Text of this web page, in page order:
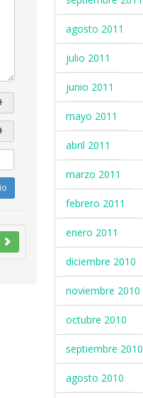
agosto 2011
julio 2011
junio 2011
mayo 2011
abril 2011
marzo 2011
febrero 2011
enero 2011
diciembre 2010
noviembre 2010
octubre 2010
septiembre 2010
agosto 2010